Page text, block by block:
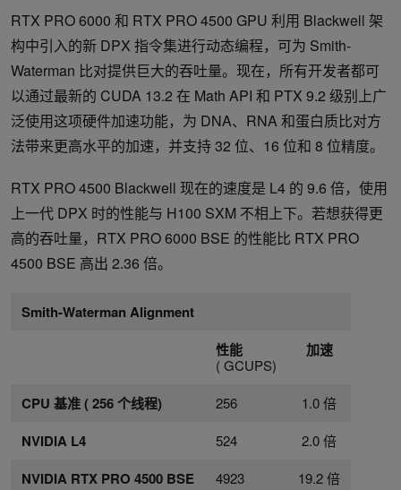
RTX PRO 6000 和 RTX PRO 4500 GPU 利用 Blackwell 架
构中引入的新 DPX 指令集进行动态编程，可为 Smith-
Waterman 比对提供巨大的吞吐量。现在，所有开发者都可
以通过最新的 CUDA 13.2 在 Math API 和 PTX 9.2 级别上广
泛使用这项硬件加速功能，为 DNA、RNA 和蛋白质比对方
法带来更高水平的加速，并支持 32 位、16 位和 8 位精度。
RTX PRO 4500 Blackwell 现在的速度是 L4 的 9.6 倍，使用
上一代 DPX 时的性能与 H100 SXM 不相上下。若想获得更
高的吞吐量，RTX PRO 6000 BSE 的性能比 RTX PRO
4500 BSE 高出 2.36 倍。
Smith-Waterman Alignment
性能
( GCUPS)
加速
CPU 基准 ( 256 个线程) 256 1.0 倍
NVIDIA L4 524 2.0 倍
NVIDIA RTX PRO 4500 BSE 4923
19.2 倍